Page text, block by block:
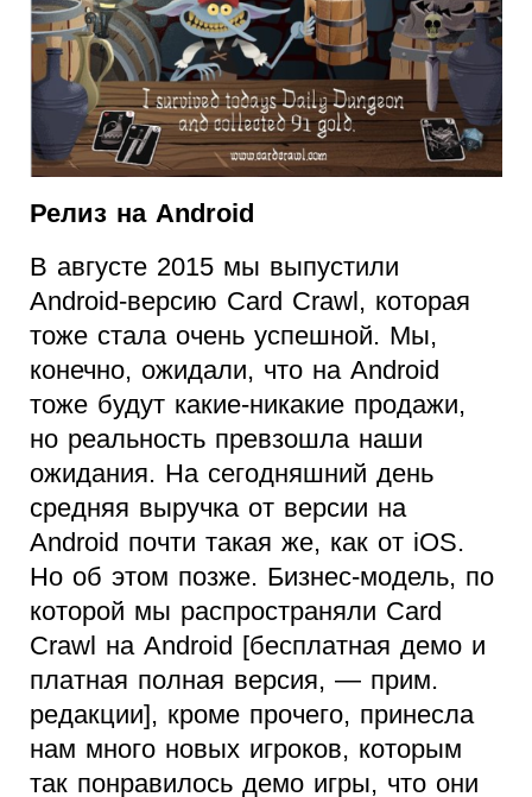
Релиз на Android
В августе 2015 мы выпустили
Android-версию Card Crawl, которая
тоже стала очень успешной. Мы,
конечно, ожидали, что на Android
тоже будут какие-никакие продажи,
но реальность превзошла наши
ожидания. На сегодняшний день
средняя выручка от версии на
Android почти такая же, как от iOS.
Но об этом позже. Бизнес-модель, по
которой мы распространяли Card
Crawl на Android [бесплатная демо и
платная полная версия, — прим.
редакции], кроме прочего, принесла
нам много новых игроков, которым
так понравилось демо игры, что они